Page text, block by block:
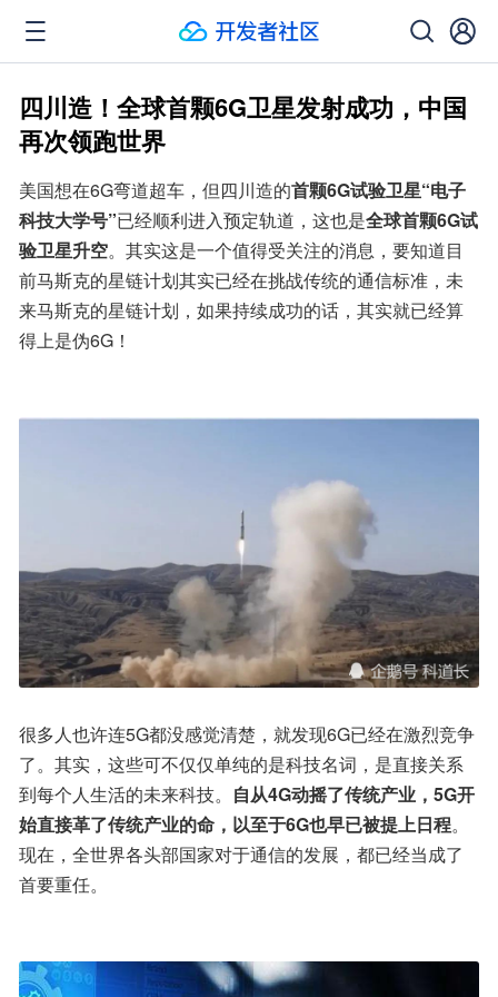
四川造！全球首颗6G卫星发射成功，中国
再次领跑世界
美国想在6G弯道超车，但四川造的首颗6G试验卫星“电子
科技大学号”已经顺利进入预定轨道，这也是全球首颗6G试
验卫星升空。其实这是一个值得受关注的消息，要知道目
前马斯克的星链计划其实已经在挑战传统的通信标准，未
来马斯克的星链计划，如果持续成功的话，其实就已经算
得上是伪6G！
很多人也许连5G都没感觉清楚，就发现6G已经在激烈竞争
了。其实，这些可不仅仅单纯的是科技名词，是直接关系
到每个人生活的未来科技。 自从4G动摇了传统产业，5G开
始直接革了传统产业的命，以至于6G也早已被提上日程。
现在，全世界各头部国家对于通信的发展，都已经当成了
首要重任。